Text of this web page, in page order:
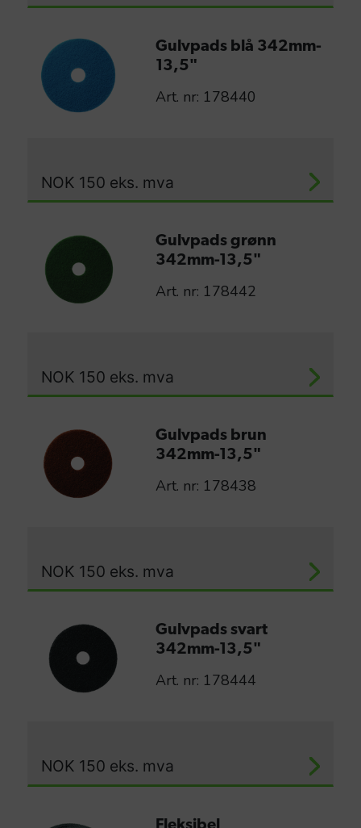
Gulvpads blå 342mm-
13,5"
Art. nr: 178440
NOK 150 eks. mva
Gulvpads grønn
342mm-13,5"
Art. nr: 178442
NOK 150 eks. mva
Gulvpads brun
342mm-13,5"
Art. nr: 178438
NOK 150 eks. mva
Gulvpads svart
342mm-13,5"
Art. nr: 178444
NOK 150 eks. mva